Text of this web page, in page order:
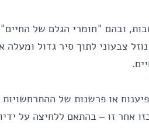
ובהם "חומרי הגלם של
צבעוני לתוך סיר גדול ומעלה
או פרשנות של ההתרחשויות
אחר זו – בהתאם ללחיצה על